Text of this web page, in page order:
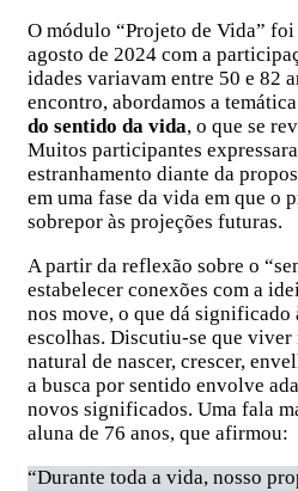
O módulo “Projeto de Vida”
agosto de 2024 com a
idades variavam entre 50 e 82
encontro, abordamos a
do sentido da vida, o que se
Muitos participantes
estranhamento diante da
em uma fase da vida em que o
sobrepor às projeções futuras.
A partir da reflexão sobre o
estabelecer conexões com a
nos move, o que dá significado
escolhas. Discutiu-se que viver
natural de nascer, crescer,
a busca por sentido envolve
novos significados. Uma fala
aluna de 76 anos, que afirmou:
“Durante toda a vida, nosso